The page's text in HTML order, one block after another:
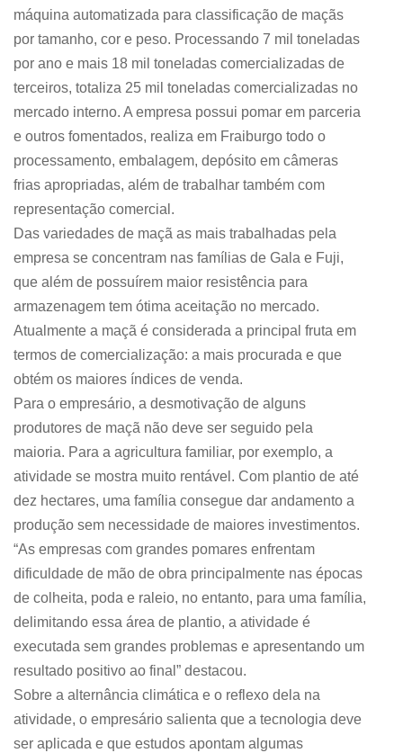
máquina automatizada para classificação de maçãs
por tamanho, cor e peso. Processando 7 mil toneladas
por ano e mais 18 mil toneladas comercializadas de
terceiros, totaliza 25 mil toneladas comercializadas no
mercado interno. A empresa possui pomar em parceria
e outros fomentados, realiza em Fraiburgo todo o
processamento, embalagem, depósito em câmeras
frias apropriadas, além de trabalhar também com
representação comercial.
Das variedades de maçã as mais trabalhadas pela
empresa se concentram nas famílias de Gala e Fuji,
que além de possuírem maior resistência para
armazenagem tem ótima aceitação no mercado.
Atualmente a maçã é considerada a principal fruta em
termos de comercialização: a mais procurada e que
obtém os maiores índices de venda.
Para o empresário, a desmotivação de alguns
produtores de maçã não deve ser seguido pela
maioria. Para a agricultura familiar, por exemplo, a
atividade se mostra muito rentável. Com plantio de até
dez hectares, uma família consegue dar andamento a
produção sem necessidade de maiores investimentos.
“As empresas com grandes pomares enfrentam
dificuldade de mão de obra principalmente nas épocas
de colheita, poda e raleio, no entanto, para uma família,
delimitando essa área de plantio, a atividade é
executada sem grandes problemas e apresentando um
resultado positivo ao final” destacou.
Sobre a alternância climática e o reflexo dela na
atividade, o empresário salienta que a tecnologia deve
ser aplicada e que estudos apontam algumas